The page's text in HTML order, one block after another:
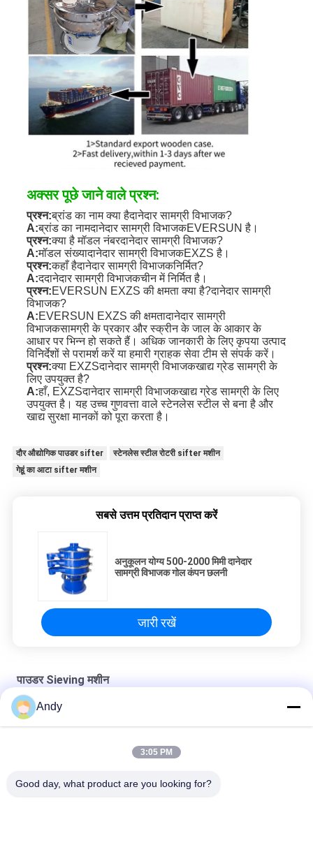
अक्सर पूछे जाने वाले प्रश्न:
प्रश्न:ब्रांड का नाम क्या हैदानेदार सामग्री विभाजक?
A:ब्रांड का नामदानेदार सामग्री विभाजकEVERSUN है।
प्रश्न:क्या है मॉडल नंबरदानेदार सामग्री विभाजक?
A:मॉडल संख्यादानेदार सामग्री विभाजकEXZS है।
प्रश्न:कहाँ हैदानेदार सामग्री विभाजकनिर्मित?
A:ददानेदार सामग्री विभाजकचीन में निर्मित है।
प्रश्न:EVERSUN EXZS की क्षमता क्या है?दानेदार सामग्री
विभाजक?
A:EVERSUN EXZS की क्षमतादानेदार सामग्री
विभाजकसामग्री के प्रकार और स्क्रीन के जाल के आकार के
आधार पर भिन्न हो सकते हैं। अधिक जानकारी के लिए कृपया उत्पाद
विनिर्देशों से परामर्श करें या हमारी ग्राहक सेवा टीम से संपर्क करें।
प्रश्न:क्या EXZSदानेदार सामग्री विभाजकखाद्य ग्रेड सामग्री के
लिए उपयुक्त है?
A:हाँ, EXZSदानेदार सामग्री विभाजकखाद्य ग्रेड सामग्री के लिए
उपयुक्त है। यह उच्च गुणवत्ता वाले स्टेनलेस स्टील से बना है और
खाद्य सुरक्षा मानकों को पूरा करता है।
दौर औद्योगिक पाउडर sifter
स्टेनलेस स्टील रोटरी sifter मशीन
गेहूं का आटा sifter मशीन
सबसे उत्तम प्रतिदान प्राप्त करें
अनुकूलन योग्य 500-2000 मिमी दानेदार
सामग्री विभाजक गोल कंपन छलनी
जारी रखें
पाउडर Sieving मशीन
नायलॉन स्क्रीन के साथ उच्च आवृत्ति पाउडर सिलाई मशीन ग्रेडिंग उपकरण
1-5 परतों के साथ उच्च क्षमता पाउडर पृथक्करण पाउडर सिफ्टर मशीन
Andy
3:05 PM
Good day, what product are you looking for?